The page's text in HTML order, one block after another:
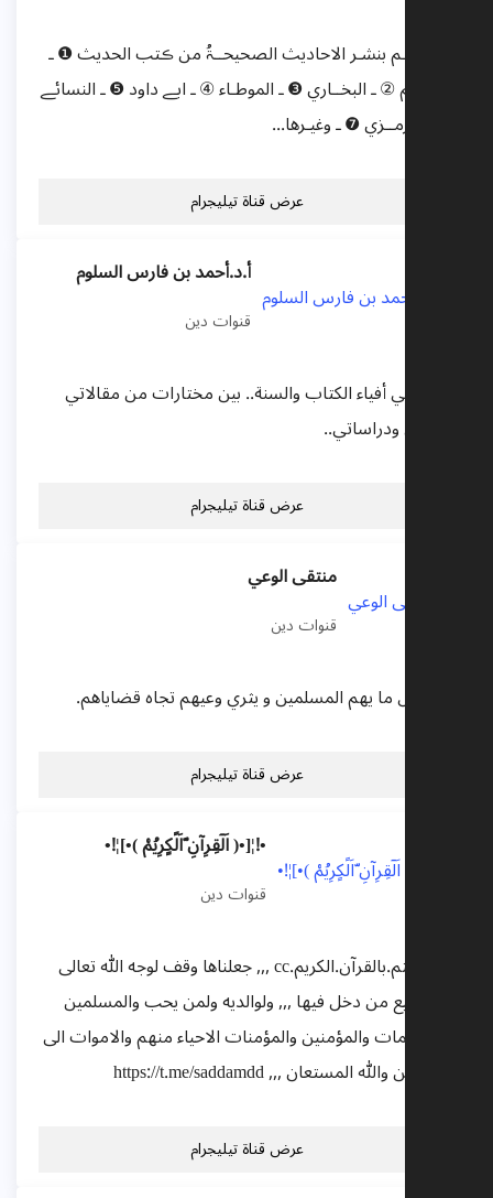
🔘 تهتــم بنشـر الاحاديث الصحيحــۃُ من ڪتب الحديث ❶ ـ
مسلـــم ② ـ البخــاري ❸ ـ الموطـاء ④ ـ ابـﮯ داود ❺ ـ النسائـﮯ
⑥ ـ الترمــزي ❼ ـ وغيـرها...
عرض قناة تيليجرام
أ.د.أحمد بن فارس السلوم
قنوات دين
مقيلٌ في أفياء الكتاب والسنة.. بين مختارات من مقالاتي
وبحوثي ودراساتي..
عرض قناة تيليجرام
منتقى الوعي
قنوات دين
ننشر كل ما يهم المسلمين و يثري وعيهم تجاه قضاياهم.
عرض قناة تيليجرام
•!¦[•( اَلٓقِرِآنِ ّاَلًكٍرِيُم۠ )•]¦!•
قنوات دين
قناة.تهتم.بالقرآن.الكريم.cc ,,, جعلناها وقف لوجه الله تعالى
عن جميع من دخل فيها ,,, ولوالديه ولمن يحب والمسلمين
والمسلمات والمؤمنين والمؤمنات الاحياء منهم والاموات الى
يوم الدين والله المستعان ,,, https://t.me/saddamdd
عرض قناة تيليجرام